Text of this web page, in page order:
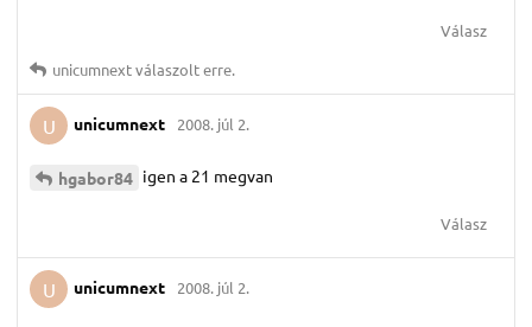
Válasz
unicumnextválaszolt erre.
U unicumnext 2008. júl 2.
hgabor84 igen a 21 megvan
Válasz
U unicumnext 2008. júl 2.